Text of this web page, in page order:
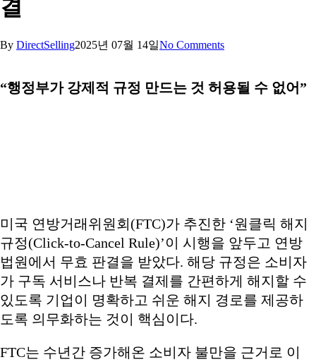
결
By DirectSelling2025년 07월 14일No Comments
“행정부가 강제적 규정 만드는 것 허용될 수 없어”
미국 연방거래위원회(FTC)가 추진한 ‘원클릭 해지
규정(Click-to-Cancel Rule)’이 시행을 앞두고 연방
법원에서 무효 판결을 받았다. 해당 규정은 소비자
가 구독 서비스나 반복 결제를 간편하게 해지할 수
있도록 기업이 명확하고 쉬운 해지 경로를 제공하
도록 의무화하는 것이 핵심이다.
FTC는 수년간 증가해온 소비자 불만을 근거로 이